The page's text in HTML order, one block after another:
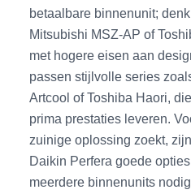
betaalbare binnenunit;
Mitsubishi MSZ-AP of
met hogere eisen aan
passen stijlvolle series
Artcool of Toshiba Haori,
prima prestaties leveren.
zuinige oplossing zoekt,
Daikin Perfera goede
meerdere binnenunits